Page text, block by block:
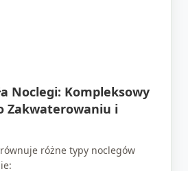
Noclegi: Kompleksowy
Zakwaterowaniu i
różne typy noclegów